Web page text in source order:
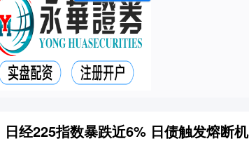
经225指数暴跌近6% 日债触发熔断机